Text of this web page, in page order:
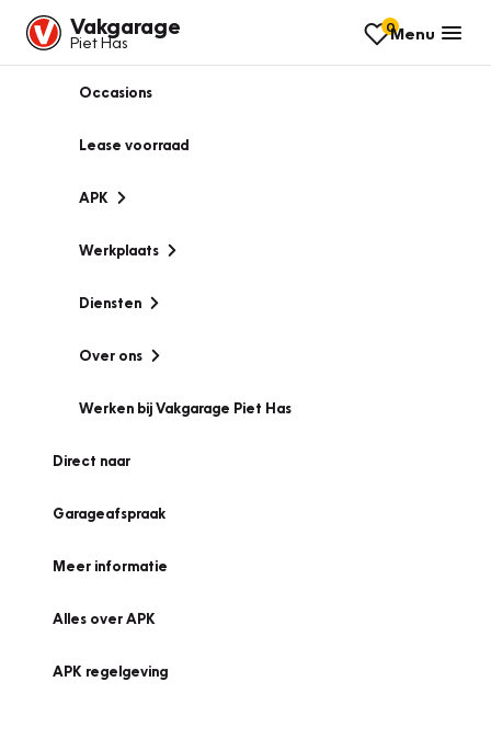
Vakgarage
Piet Has
0Menu
Occasions
Lease voorraad
APK
Werkplaats
Diensten
Over ons
Werken bij Vakgarage Piet Has
Direct naar
Garageafspraak
Meer informatie
Alles over APK
APK regelgeving